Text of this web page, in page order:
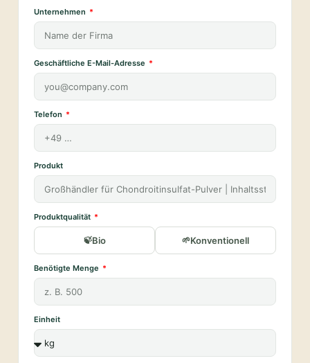
Unternehmen
Geschäftliche E-Mail-Adresse
Telefon
Produkt
Produktqualität
Bio Konventionell
Benötigte Menge
Einheit